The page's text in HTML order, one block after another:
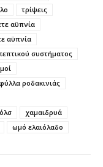
τρίψεις
αϋπνία
αϋπνία
συστήματος
ροδακινιάς
χαμαιδρυά
ωμό ελαιόλαδο